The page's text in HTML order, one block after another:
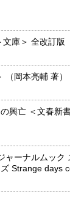
があります。
す。
で10分
たは 西浜町電
〜18:00
宗教と日本人 ＜中公新書＞ （岡本亮輔 著）
文春新書＞ （井上
ャーナルムック
Strange days